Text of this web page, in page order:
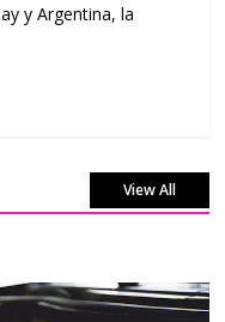
y Argentina, la
View All